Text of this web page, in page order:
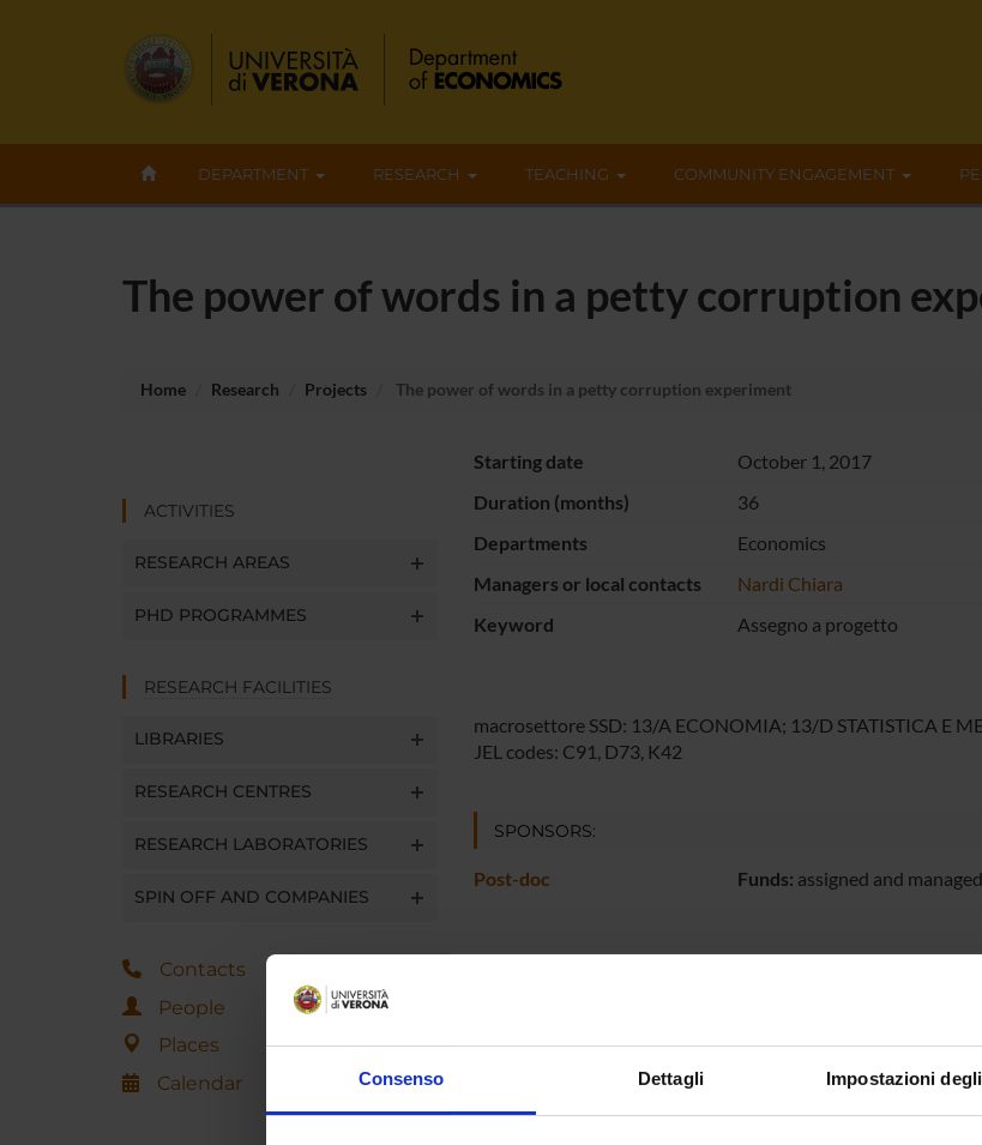
Consenso Dettagli Impostazioni
DEPARTMENT RESEARCH TEACHING COMMUNITY ENGAGEMENT
The power of words in a petty corruption
Home Research Projects The power of words in a petty corruption experiment
ACTIVITIES
RESEARCH AREAS
PHD PROGRAMMES
RESEARCH FACILITIES
LIBRARIES
RESEARCH CENTRES
RESEARCH LABORATORIES
SPIN OFF AND COMPANIES
Contacts
People
Places
Calendar
Starting date
October 1, 2017
Duration (months)
36
Departments
Economics
Managers or local contacts
Nardi Chiara
Keyword
Assegno a progetto
macrosettore SSD: 13/A ECONOMIA; 13/D STATISTICA E
JEL codes: C91, D73, K42
SPONSORS:
Post-doc Funds: assigned and
Chiara Nardi Research Assistants